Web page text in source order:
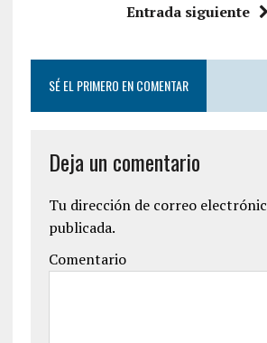
Entrada siguiente
SÉ EL PRIMERO EN COMENTAR
Deja un comentario
Tu dirección de correo
publicada.
Comentario